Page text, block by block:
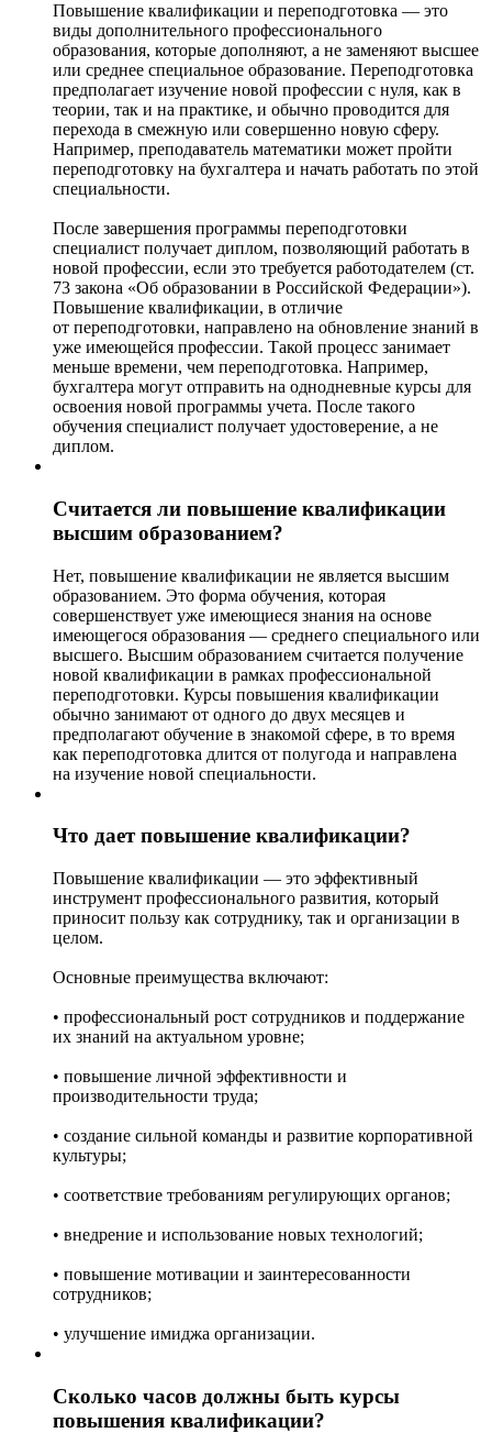
Повышение квалификации и переподготовка — это
виды дополнительного профессионального
образования, которые дополняют, а не заменяют высшее
или среднее специальное образование. Переподготовка
предполагает изучение новой профессии с нуля, как в
теории, так и на практике, и обычно проводится для
перехода в смежную или совершенно новую сферу.
Например, преподаватель математики может пройти
переподготовку на бухгалтера и начать работать по этой
специальности.
После завершения программы переподготовки
специалист получает диплом, позволяющий работать в
новой профессии, если это требуется работодателем (ст.
73 закона «Об образовании в Российской Федерации»).
Повышение квалификации, в отличие
от переподготовки, направлено на обновление знаний в
уже имеющейся профессии. Такой процесс занимает
меньше времени, чем переподготовка. Например,
бухгалтера могут отправить на однодневные курсы для
освоения новой программы учета. После такого
обучения специалист получает удостоверение, а не
диплом.
Считается ли повышение квалификации
высшим образованием?
Нет, повышение квалификации не является высшим
образованием. Это форма обучения, которая
совершенствует уже имеющиеся знания на основе
имеющегося образования — среднего специального или
высшего. Высшим образованием считается получение
новой квалификации в рамках профессиональной
переподготовки. Курсы повышения квалификации
обычно занимают от одного до двух месяцев и
предполагают обучение в знакомой сфере, в то время
как переподготовка длится от полугода и направлена
на изучение новой специальности.
Что дает повышение квалификации?
Повышение квалификации — это эффективный
инструмент профессионального развития, который
приносит пользу как сотруднику, так и организации в
целом.
Основные преимущества включают:
• профессиональный рост сотрудников и поддержание
их знаний на актуальном уровне;
• повышение личной эффективности и
производительности труда;
• создание сильной команды и развитие корпоративной
культуры;
• соответствие требованиям регулирующих органов;
• внедрение и использование новых технологий;
• повышение мотивации и заинтересованности
сотрудников;
• улучшение имиджа организации.
Сколько часов должны быть курсы
повышения квалификации?